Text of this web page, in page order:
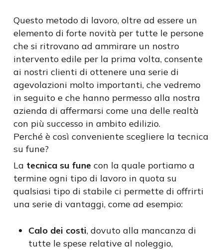
Questo metodo di lavoro, oltre ad essere un
elemento di forte novità per tutte le persone
che si ritrovano ad ammirare un nostro
intervento edile per la prima volta, consente
ai nostri clienti di ottenere una serie di
agevolazioni molto importanti, che vedremo
in seguito e che hanno permesso alla nostra
azienda di affermarsi come una delle realtà
con più successo in ambito edilizio.
Perché è così conveniente scegliere la tecnica
su fune?
La tecnica su fune con la quale portiamo a
termine ogni tipo di lavoro in quota su
qualsiasi tipo di stabile ci permette di offrirti
una serie di vantaggi, come ad esempio:
Calo dei costi, dovuto alla mancanza di
tutte le spese relative al noleggio,